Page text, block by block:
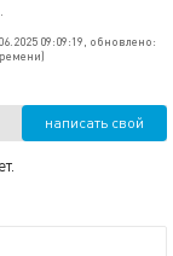
09:09:19, обновлено:
написать свой